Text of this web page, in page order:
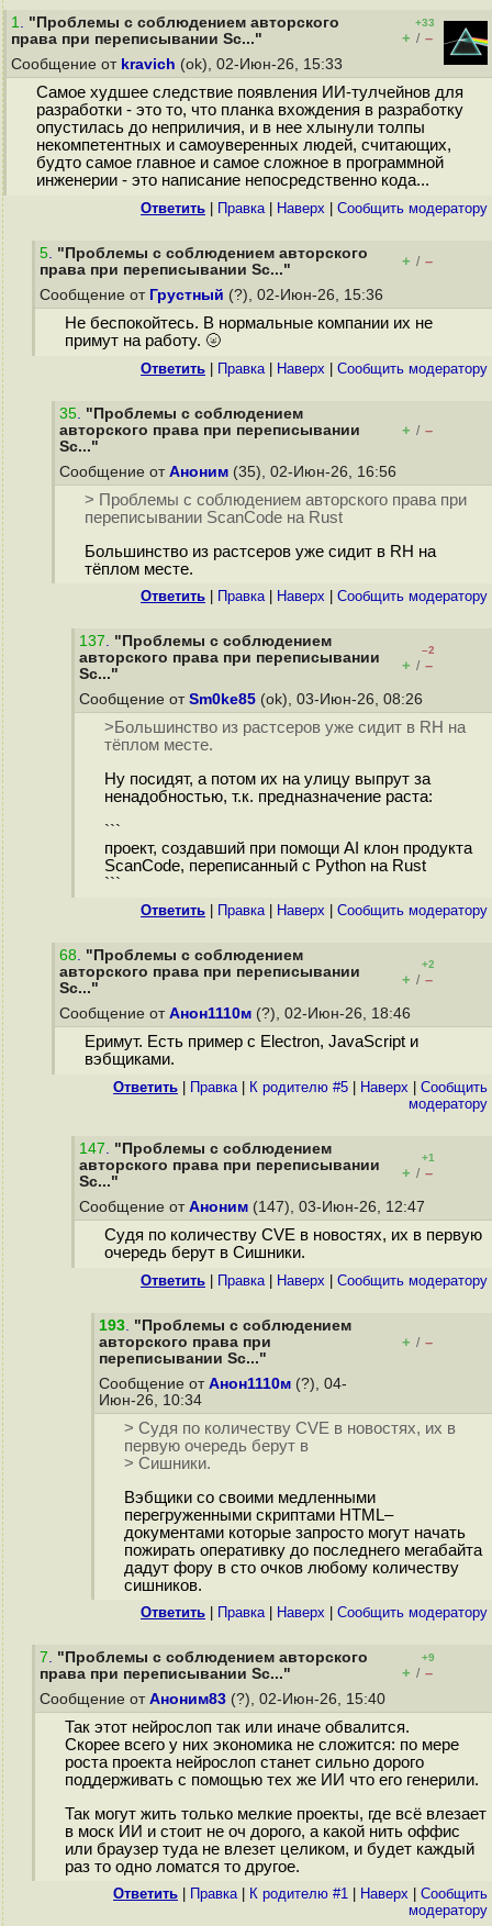
1. "Проблемы с соблюдением авторского
права при переписывании Sc..."
+33
+ / –
Сообщение от kravich (ok), 02-Июн-26, 15:33
Самое худшее следствие появления ИИ-тулчейнов для
разработки - это то, что планка вхождения в разработку
опустилась до неприличия, и в нее хлынули толпы
некомпетентных и самоуверенных людей, считающих,
будто самое главное и самое сложное в программной
инженерии - это написание непосредственно кода...
Ответить Правка| Наверх Cообщить модератору
5. "Проблемы с соблюдением авторского
права при переписывании Sc..."
+ / –
Сообщение от Грустный (?), 02-Июн-26, 15:36
Не беспокойтесь. В нормальные компании их не
примут на работу. 🌝
Ответить Правка| Наверх Cообщить модератору
35. "Проблемы с соблюдением
авторского права при переписывании
Sc..."
+ / –
Сообщение от Аноним (35), 02-Июн-26, 16:56
> Проблемы с соблюдением авторского права при
переписывании ScanCode на Rust
Большинство из растсеров уже сидит в RH на
тёплом месте.
Ответить Правка| Наверх Cообщить модератору
137. "Проблемы с соблюдением
авторского права при переписывании
Sc..."
–2
+ / –
Сообщение от Sm0ke85 (ok), 03-Июн-26, 08:26
>Большинство из растсеров уже сидит в RH на
тёплом месте.
Ну посидят, а потом их на улицу выпрут за
ненадобностью, т.к. предназначение раста:
```
проект, создавший при помощи AI клон продукта
ScanCode, переписанный с Python на Rust
```
Ответить Правка| Наверх Cообщить модератору
68. "Проблемы с соблюдением
авторского права при переписывании
Sc..."
+2
+ / –
Сообщение от Анон1110м (?), 02-Июн-26, 18:46
Еримут. Есть пример с Electron, JavaScript и
вэбщиками.
Ответить Правка| К родителю #5 Наверх
Cообщить
модератору
147. "Проблемы с соблюдением
авторского права при переписывании
Sc..."
+1
+ / –
Сообщение от Аноним (147), 03-Июн-26, 12:47
Судя по количеству CVE в новостях, их в первую
очередь берут в Сишники.
Ответить Правка| Наверх Cообщить модератору
193. "Проблемы с соблюдением
авторского права при
переписывании Sc..."
+ / –
Сообщение от Анон1110м (?), 04-
Июн-26, 10:34
> Судя по количеству CVE в новостях, их в
первую очередь берут в
> Сишники.
Вэбщики со своими медленными
перегруженными скриптами HTML–
документами которые запросто могут начать
пожирать оперативку до последнего мегабайта
дадут фору в сто очков любому количеству
сишников.
Ответить Правка| Наверх Cообщить модератору
7. "Проблемы с соблюдением авторского
права при переписывании Sc..."
+9
+ / –
Сообщение от Аноним83 (?), 02-Июн-26, 15:40
Так этот нейрослоп так или иначе обвалится.
Скорее всего у них экономика не сложится: по мере
роста проекта нейрослоп станет сильно дорого
поддерживать с помощью тех же ИИ что его генерили.
Так могут жить только мелкие проекты, где всё влезает
в моск ИИ и стоит не оч дорого, а какой нить оффис
или браузер туда не влезет целиком, и будет каждый
раз то одно ломатся то другое.
Ответить Правка| К родителю #1 Наверх
Cообщить
модератору